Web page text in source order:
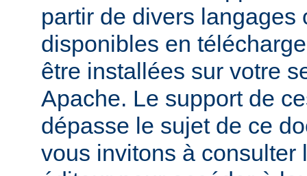
partir de divers langages
disponibles en
être installées sur votre
Apache. Le support de
dépasse le sujet de ce
vous invitons à consulter